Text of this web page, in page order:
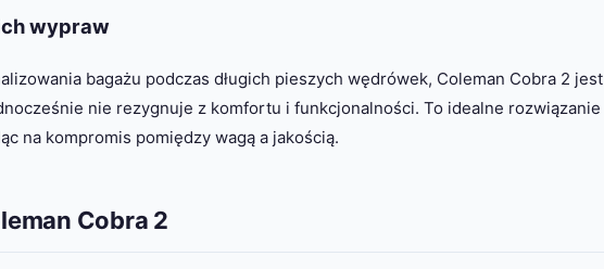
wypraw
bagażu podczas długich pieszych wędrówek, Coleman Cobra 2
nie rezygnuje z komfortu i funkcjonalności. To idealne rozwiązanie
na kompromis pomiędzy wagą a jakością.
Cobra 2